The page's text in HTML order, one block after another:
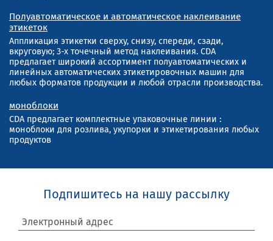
Полуавтоматическое и автоматическое наклеивание
этикеток
Аппликация этикетки сверху, снизу, спереди, сзади,
вкруговую; 3-х точечный метод наклеивания. CDA
предлагает широкий ассортимент полуавтоматических и
линейных автоматических этикетировочных машин для
любых форматов продукции и любой отрасли производства.
моноблоки
CDA предлагает комплектные упаковочные линии :
моноблоки для розлива, укупорки и этикетирования любых
продуктов
Подпишитесь на нашу рассылку
Электронный адрес